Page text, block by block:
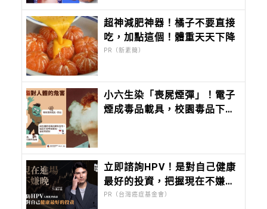
超神減肥神器！橘子不要直接
吃，加點這個！體重天天下降
PR（新素簡）
小六生染「喪屍煙彈」！電子
煙成毒品載具，校園毒品下
立即諮詢HPV！是對自己健康
最好的投資，把握現在不嫌
晚！
PR（台灣癌症基金會）